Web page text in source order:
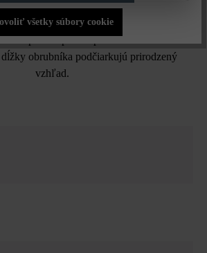
s rôznou dĺžkou, zvoľte si mimoriadne
nášho obrubníka Gutshof. Tvárnice sú
povrch pôsobí prírodne a súčasne
dĺžky obrubníka podčiarkujú prirodzený
vzhľad.
všetky súbory cookie